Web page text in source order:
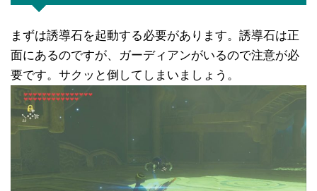
まずは誘導石を起動する必要があります。誘導石は正
面にあるのですが、ガーディアンがいるので注意が必
要です。サクッと倒してしまいましょう。